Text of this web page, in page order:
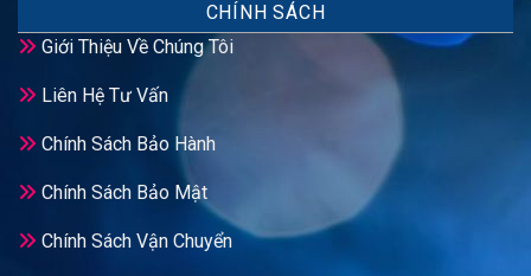
CHÍNH SÁCH
Giới Thiệu Về Chúng Tôi
Liên Hệ Tư Vấn
Chính Sách Bảo Hành
Chính Sách Bảo Mật
Chính Sách Vận Chuyển